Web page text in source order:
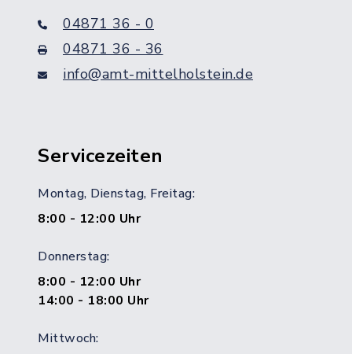
04871 36 - 0
04871 36 - 36
info@amt-mittelholstein.de
Servicezeiten
Montag, Dienstag, Freitag:
8:00 - 12:00 Uhr
Donnerstag:
8:00 - 12:00 Uhr
14:00 - 18:00 Uhr
Mittwoch: